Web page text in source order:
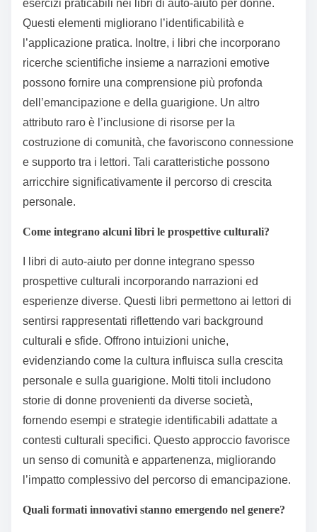
esercizi praticabili nei libri di auto-aiuto per donne.
Questi elementi migliorano l’identificabilità e
l’applicazione pratica. Inoltre, i libri che incorporano
ricerche scientifiche insieme a narrazioni emotive
possono fornire una comprensione più profonda
dell’emancipazione e della guarigione. Un altro
attributo raro è l’inclusione di risorse per la
costruzione di comunità, che favoriscono connessione
e supporto tra i lettori. Tali caratteristiche possono
arricchire significativamente il percorso di crescita
personale.
Come integrano alcuni libri le prospettive culturali?
I libri di auto-aiuto per donne integrano spesso
prospettive culturali incorporando narrazioni ed
esperienze diverse. Questi libri permettono ai lettori di
sentirsi rappresentati riflettendo vari background
culturali e sfide. Offrono intuizioni uniche,
evidenziando come la cultura influisca sulla crescita
personale e sulla guarigione. Molti titoli includono
storie di donne provenienti da diverse società,
fornendo esempi e strategie identificabili adattate a
contesti culturali specifici. Questo approccio favorisce
un senso di comunità e appartenenza, migliorando
l’impatto complessivo del percorso di emancipazione.
Quali formati innovativi stanno emergendo nel genere?